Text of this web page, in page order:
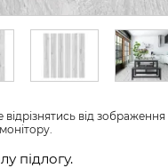
від
підлогу.